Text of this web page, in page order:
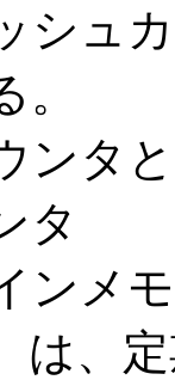
シュ
ンタ
タ
ンメ
は、